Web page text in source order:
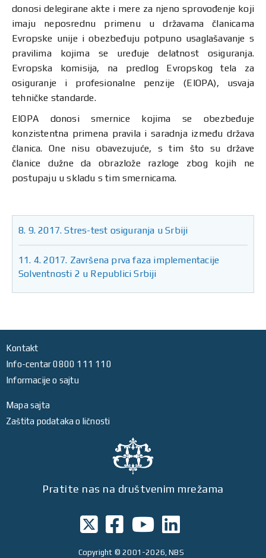
donosi delegirane akte i mere za njeno sprovođenje koji
imaju neposrednu primenu u državama članicama
Evropske unije i obezbeđuju potpuno usaglašavanje s
pravilima kojima se uređuje delatnost osiguranja.
Evropska komisija, na predlog Evropskog tela za
osiguranje i profesionalne penzije (EIOPA), usvaja
tehničke standarde.
EIOPA donosi smernice kojima se obezbeđuje
konzistentna primena pravila i saradnja između država
članica. One nisu obavezujuće, s tim što su države
članice dužne da obrazlože razloge zbog kojih ne
postupaju u skladu s tim smernicama.
8. 9. 2017. Stres-test osiguranja u Srbiji
11. 4. 2017. Završena prva faza implementacije
Solventnosti 2 u Republici Srbiji
Kontakt
Info-centar 0800 111 110
Informacije o sajtu
Mapa sajta
Zaštita podataka o ličnosti
Pratite nas na društvenim mrežama
Copyright © 2001-2026, NBS